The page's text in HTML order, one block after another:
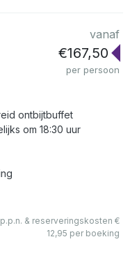
vanaf
€167,50
per persoon
ontbijtbuffet
om 18:30 uur
& reserveringskosten €
12,95 per boeking